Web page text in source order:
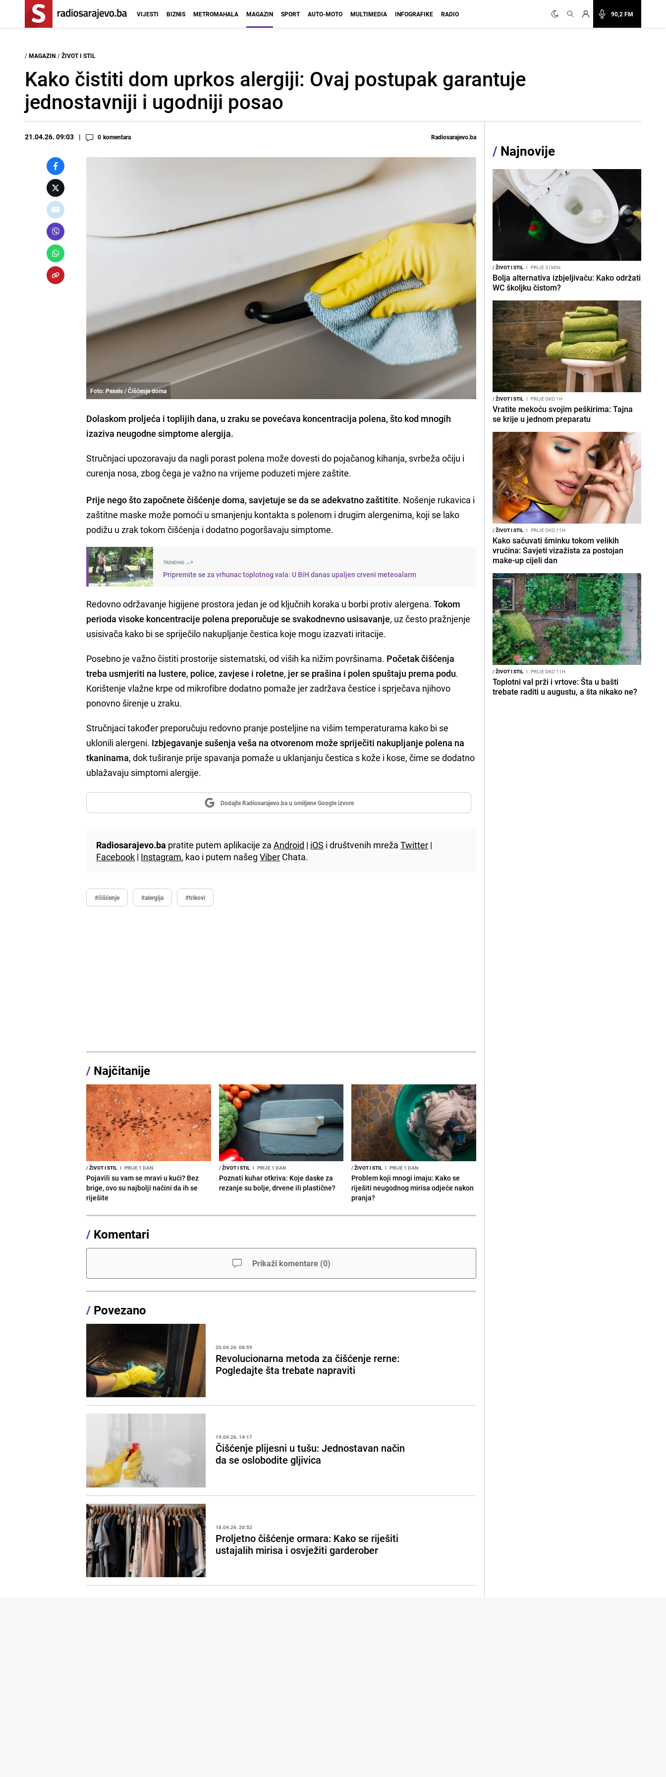
90,2 FM
VIJESTI BIZNIS METROMAHALA MAGAZIN SPORT AUTO-MOTO MULTIMEDIA INFOGRAFIKE RADIO
/ MAGAZIN / ŽIVOT I STIL
Kako čistiti dom uprkos alergiji: Ovaj postupak garantuje
jednostavniji i ugodniji posao
21.04.26. 09:03 0 komentara Radiosarajevo.ba
Foto: Pexels / Čišćenje doma
Dolaskom proljeća i toplijih dana, u zraku se povećava koncentracija polena, što kod mnogih
izaziva neugodne simptome alergija.
Stručnjaci upozoravaju da nagli porast polena može dovesti do pojačanog kihanja, svrbeža očiju i
curenja nosa, zbog čega je važno na vrijeme poduzeti mjere zaštite.
Prije nego što započnete čišćenje doma,savjetuje se da se adekvatno zaštitite. Nošenje rukavica i
zaštitne maske može pomoći u smanjenju kontakta s polenom i drugim alergenima, koji se lako
podižu u zrak tokom čišćenja i dodatno pogoršavaju simptome.
TRENDING
Pripremite se za vrhunac toplotnog vala: U BiH danas upaljen crveni meteoalarm
Redovno održavanje higijene prostora jedan je od ključnih koraka u borbi protiv alergena.Tokom
perioda visoke koncentracije polena preporučuje se svakodnevno usisavanje, uz često pražnjenje
usisivača kako bi se spriječilo nakupljanje čestica koje mogu izazvati iritacije.
Posebno je važno čistiti prostorije sistematski, od viših ka nižim površinama. Početak čišćenja
treba usmjeriti na lustere, police,zavjese i roletne, jer se prašina i polen spuštaju prema podu.
Korištenje vlažne krpe od mikrofibre dodatno pomaže jer zadržava čestice i sprječava njihovo
ponovno širenje u zraku.
Stručnjaci također preporučuju redovno pranje posteljine na višim temperaturama kako bi se
uklonili alergeni. Izbjegavanje sušenja veša na otvorenom može spriječiti nakupljanje polena na
tkaninama, dok tuširanje prije spavanja pomaže u uklanjanju čestica s kože i kose, čime se dodatno
ublažavaju simptomi alergije.
Dodajte Radiosarajevo.ba u omiljene Google izvore
Radiosarajevo.ba pratite putem aplikacije zaAndroid | iOS i društvenih mrežaTwitter |
Facebook | Instagram, kao i putem našegViber Chata.
#čišćenje #alergija #trikovi
/ Najčitanije
/ŽIVOT I STIL I PRIJE 1 DAN
Pojavili su vam se mravi u kući? Bez
brige, ovo su najbolji načini da ih se
riješite
/ŽIVOT I STIL I PRIJE 1 DAN
Poznati kuhar otkriva: Koje daske za
rezanje su bolje, drvene ili plastične?
/ŽIVOT I STIL I PRIJE 1 DAN
Problem koji mnogi imaju: Kako se
riješiti neugodnog mirisa odjeće nakon
pranja?
/ Komentari
Prikaži komentare (0)
/ Povezano
20.04.26. 08:59
Revolucionarna metoda za čišćenje rerne:
Pogledajte šta trebate napraviti
19.04.26. 14:17
Čišćenje plijesni u tušu: Jednostavan način
da se oslobodite gljivica
18.04.26. 20:52
Proljetno čišćenje ormara: Kako se riješiti
ustajalih mirisa i osvježiti garderober
/ Najnovije
/ŽIVOT I STIL I PRIJE 31MIN
Bolja alternativa izbjeljivaču: Kako održati
WC školjku čistom?
/ŽIVOT I STIL I PRIJE OKO 1H
Vratite mekoću svojim peškirima: Tajna
se krije u jednom preparatu
/ŽIVOT I STIL I PRIJE OKO 11H
Kako sačuvati šminku tokom velikih
vrućina: Savjeti vizažista za postojan
make-up cijeli dan
/ŽIVOT I STIL I PRIJE OKO 11H
Toplotni val prži i vrtove: Šta u bašti
trebate raditi u augustu, a šta nikako ne?